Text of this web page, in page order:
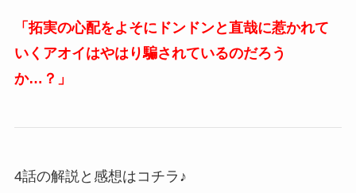
「拓実の心配をよそにドンドンと直哉に惹かれて
いくアオイはやはり騙されているのだろう
か…？」
4話の解説と感想はコチラ♪